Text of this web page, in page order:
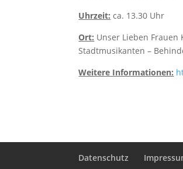
Uhrzeit: ca. 13.30 Uhr
Ort: Unser Lieben
Stadtmusikanten –
Weitere Informationen:
Datenschutz